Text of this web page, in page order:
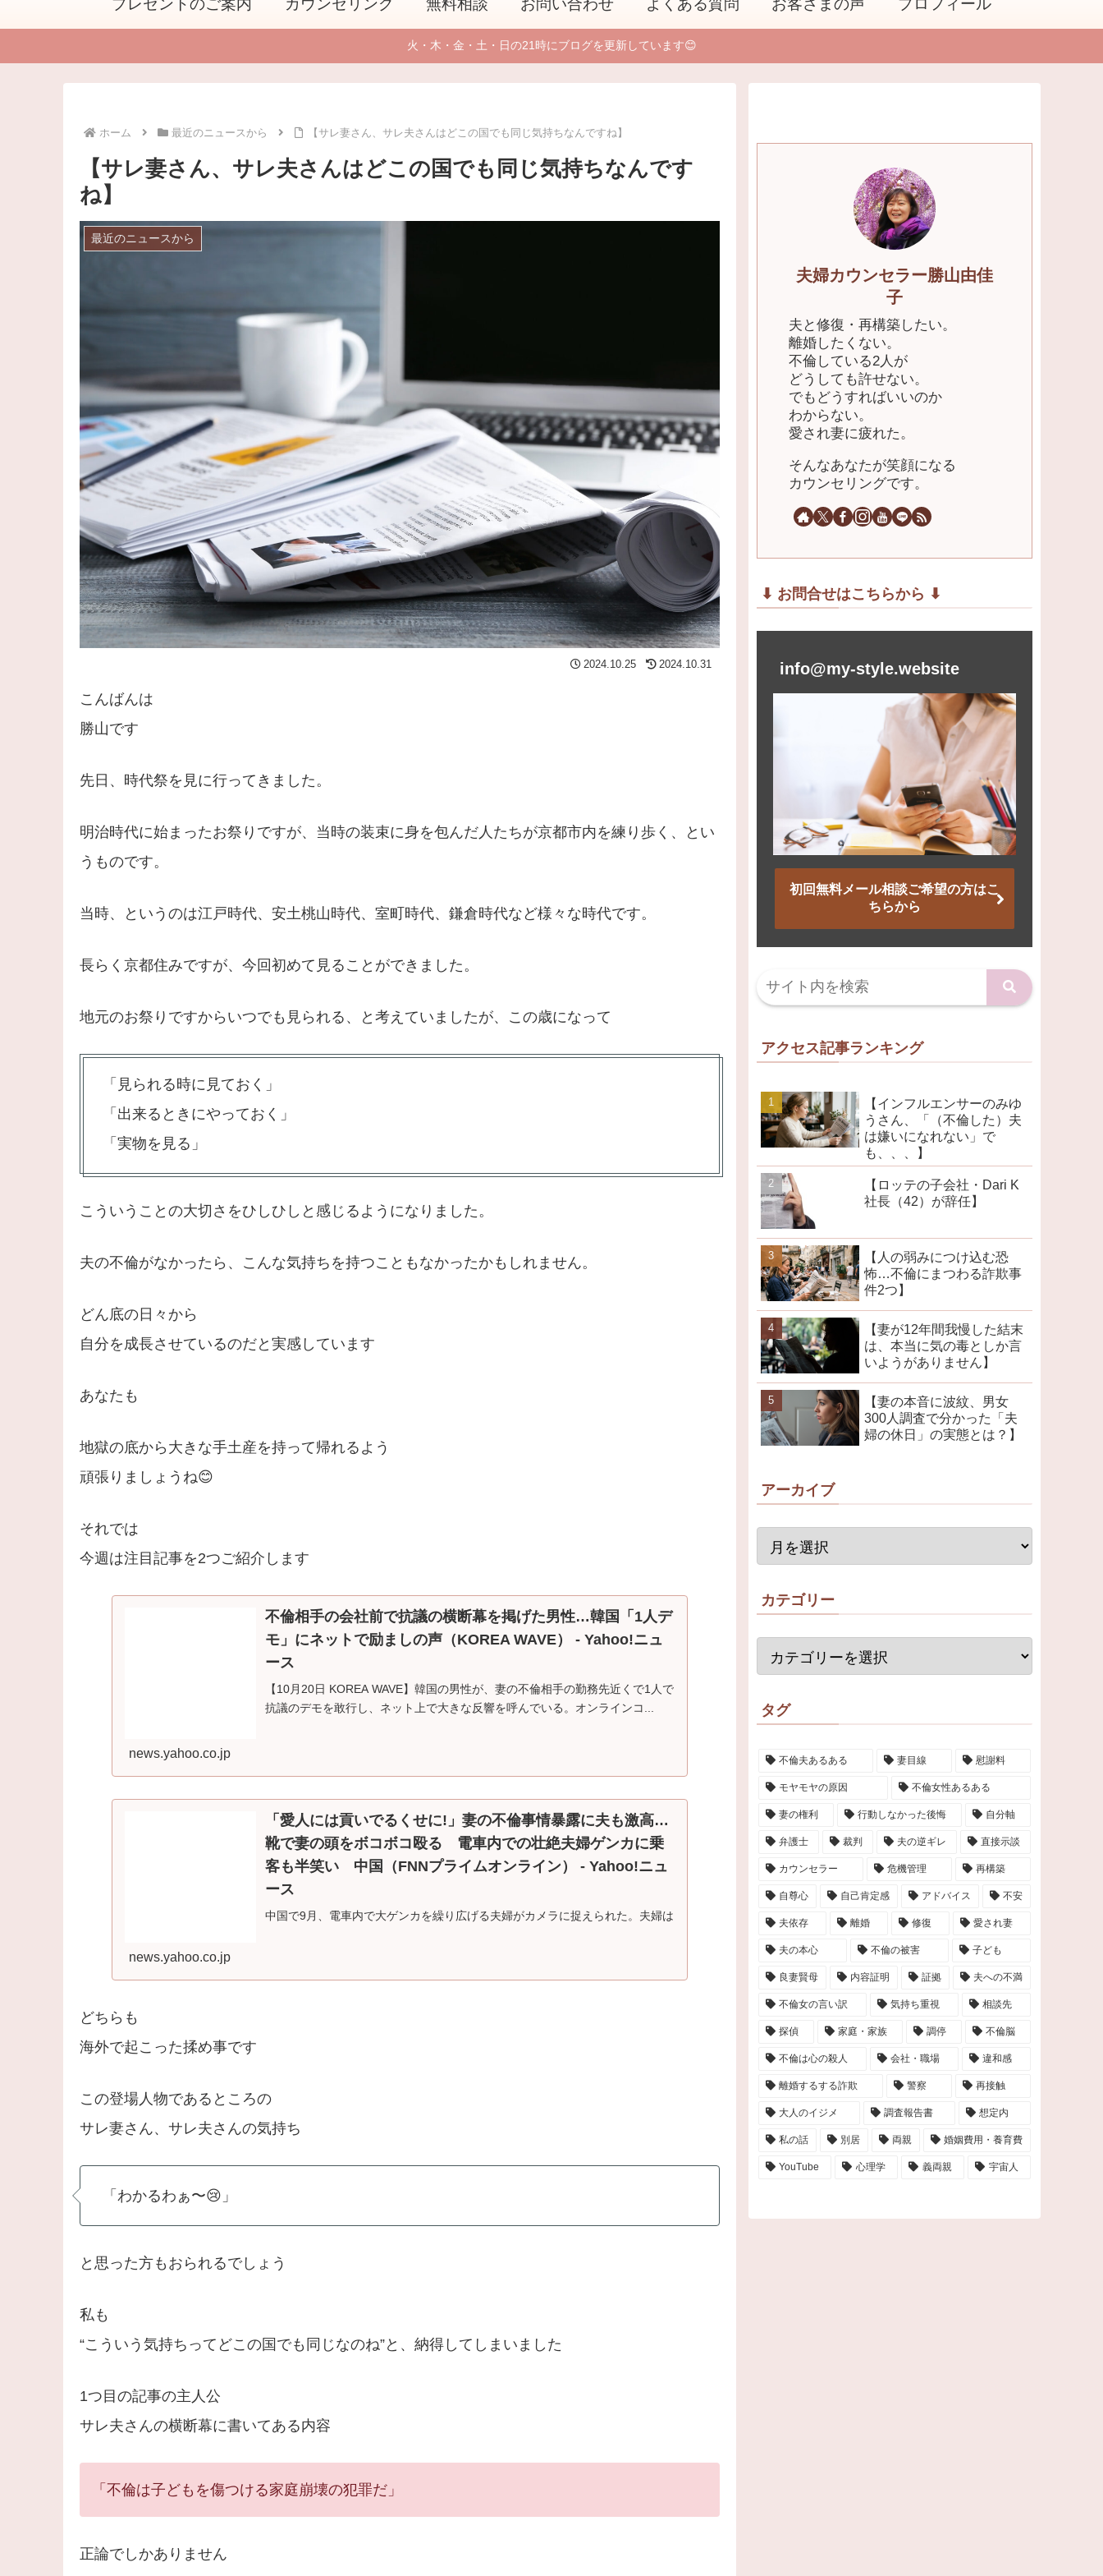
プレゼントのご案内 カウンセリング 無料相談 お問い合わせ よくある質問 お客さまの声 プロフィール
火・木・金・土・日の21時にブログを更新しています😊
ホーム 最近のニュースから 【サレ妻さん、サレ夫さんはどこの国でも同じ気持ちなんですね】
【サレ妻さん、サレ夫さんはどこの国でも同じ気持ちなんです
ね】
最近のニュースから
2024.10.25 2024.10.31
こんばんは
勝山です
先日、時代祭を見に行ってきました。
明治時代に始まったお祭りですが、当時の装束に身を包んだ人たちが京都市内を練り歩く、とい
うものです。
当時、というのは江戸時代、安土桃山時代、室町時代、鎌倉時代など様々な時代です。
長らく京都住みですが、今回初めて見ることができました。
地元のお祭りですからいつでも見られる、と考えていましたが、この歳になって
「見られる時に見ておく」
「出来るときにやっておく」
「実物を見る」
こういうことの大切さをひしひしと感じるようになりました。
夫の不倫がなかったら、こんな気持ちを持つこともなかったかもしれません。
どん底の日々から
自分を成長させているのだと実感しています
あなたも
地獄の底から大きな手土産を持って帰れるよう
頑張りましょうね😊
それでは
今週は注目記事を2つご紹介します
不倫相手の会社前で抗議の横断幕を掲げた男性…韓国「1人デ
モ」にネットで励ましの声（KOREA WAVE） - Yahoo!ニュ
ース
【10月20日 KOREA WAVE】韓国の男性が、妻の不倫相手の勤務先近くで1人で
抗議のデモを敢行し、ネット上で大きな反響を呼んでいる。オンラインコ...
news.yahoo.co.jp
「愛人には貢いでるくせに!」妻の不倫事情暴露に夫も激高…
靴で妻の頭をボコボコ殴る 電車内での壮絶夫婦ゲンカに乗
客も半笑い 中国（FNNプライムオンライン） - Yahoo!ニュ
ース
中国で9月、電車内で大ゲンカを繰り広げる夫婦がカメラに捉えられた。夫婦は
news.yahoo.co.jp
どちらも
海外で起こった揉め事です
この登場人物であるところの
サレ妻さん、サレ夫さんの気持ち
「わかるわぁ〜😢」
と思った方もおられるでしょう
私も
“こういう気持ちってどこの国でも同じなのね”と、納得してしまいました
1つ目の記事の主人公
サレ夫さんの横断幕に書いてある内容
「不倫は子どもを傷つける家庭崩壊の犯罪だ」
正論でしかありません
夫婦カウンセラー勝山由佳
子
夫と修復・再構築したい。
離婚したくない。
不倫している2人が
どうしても許せない。
でもどうすればいいのか
わからない。
愛され妻に疲れた。
そんなあなたが笑顔になる
カウンセリングです。
⬇︎ お問合せはこちらから ⬇︎
info@my-style.website
初回無料メール相談ご希望の方はこ
ちらから
アクセス記事ランキング
【インフルエンサーのみゆ
うさん、「（不倫した）夫
は嫌いになれない」で
も、、、】
【ロッテの子会社・Dari K
社長（42）が辞任】
【人の弱みにつけ込む恐
怖…不倫にまつわる詐欺事
件2つ】
【妻が12年間我慢した結末
は、本当に気の毒としか言
いようがありません】
【妻の本音に波紋、男女
300人調査で分かった「夫
婦の休日」の実態とは？】
アーカイブ
カテゴリー
タグ
不倫夫あるある 妻目線 慰謝料
モヤモヤの原因 不倫女性あるある
妻の権利 行動しなかった後悔 自分軸
弁護士 裁判 夫の逆ギレ 直接示談
カウンセラー 危機管理 再構築
自尊心 自己肯定感 アドバイス 不安
夫依存 離婚 修復 愛され妻
夫の本心 不倫の被害 子ども
良妻賢母 内容証明 証拠 夫への不満
不倫女の言い訳 気持ち重視 相談先
探偵 家庭・家族 調停 不倫脳
不倫は心の殺人 会社・職場 違和感
離婚するする詐欺 警察 再接触
大人のイジメ 調査報告書 想定内
私の話 別居 両親 婚姻費用・養育費
YouTube 心理学 義両親 宇宙人